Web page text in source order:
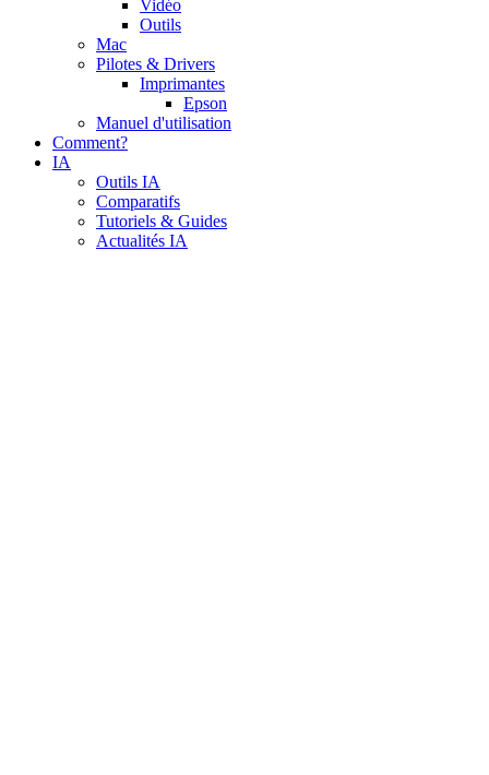
Vidéo
Outils
Mac
Pilotes & Drivers
Imprimantes
Epson
Manuel d'utilisation
Comment?
IA
Outils IA
Comparatifs
Tutoriels & Guides
Actualités IA